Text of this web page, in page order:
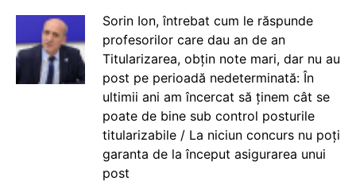
Sorin Ion, întrebat cum le răspunde
profesorilor care dau an de an
Titularizarea, obțin note mari, dar nu au
post pe perioadă nedeterminată: În
ultimii ani am încercat să ținem cât se
poate de bine sub control posturile
titularizabile / La niciun concurs nu poți
garanta de la început asigurarea unui
post